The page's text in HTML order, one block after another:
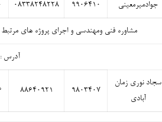
جوادمیرمعینی ۹۹۰۶۴۱۰ ۰۸۳۳۸۲۴۸۲۲۸
مشاوره فنی ومهندسی و اجرای پروژه های مرتبط
آدرس :
سجاد نوری زمان
آبادی
۹۸۰۳۴۰۷ ۸۸۶۴۰۹۲۱